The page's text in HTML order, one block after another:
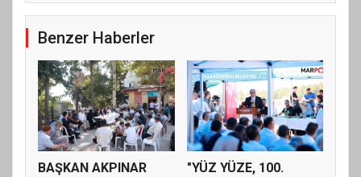
Benzer Haberler
BAŞKAN AKPINAR
"YÜZ YÜZE, 100.